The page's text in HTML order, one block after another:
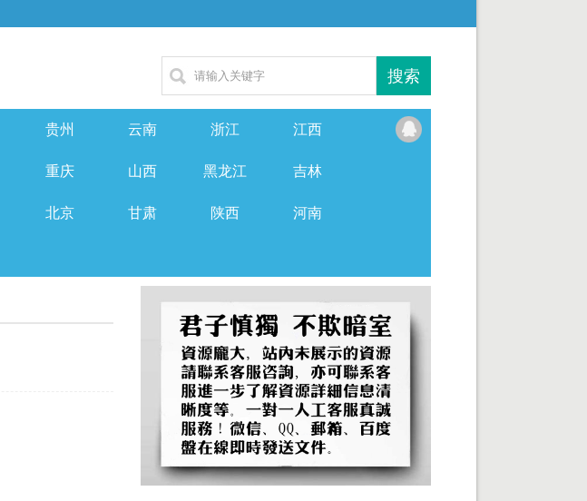
贵州 云南 浙江 江西
重庆 山西 黑龙江 吉林
北京 甘肃 陕西 河南